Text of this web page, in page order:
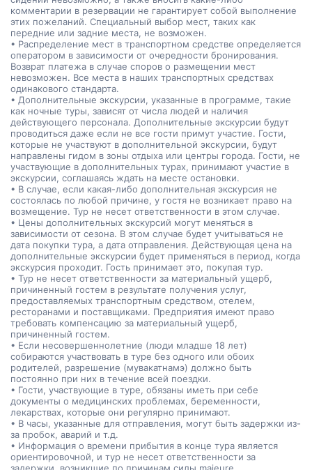
комментарии в резервации не гарантирует собой выполнение
этих пожеланий. Специальный выбор мест, таких как
передние или задние места, не возможен.
• Распределение мест в транспортном средстве определяется
оператором в зависимости от очередности бронирования.
Возврат платежа в случае споров о размещении мест
невозможен. Все места в наших транспортных средствах
одинакового стандарта.
• Дополнительные экскурсии, указанные в программе, такие
как ночные туры, зависят от числа людей и наличия
действующего персонала. Дополнительные экскурсии будут
проводиться даже если не все гости примут участие. Гости,
которые не участвуют в дополнительной экскурсии, будут
направлены гидом в зоны отдыха или центры города. Гости, не
участвующие в дополнительных турах, принимают участие в
экскурсии, соглашаясь ждать на месте остановки.
• В случае, если какая-либо дополнительная экскурсия не
состоялась по любой причине, у гостя не возникает право на
возмещение. Тур не несет ответственности в этом случае.
• Цены дополнительных экскурсий могут меняться в
зависимости от сезона. В этом случае будет учитываться не
дата покупки тура, а дата отправления. Действующая цена на
дополнительные экскурсии будет применяться в период, когда
экскурсия проходит. Гость принимает это, покупая тур.
• Тур не несет ответственности за материальный ущерб,
причиненный гостем в результате получения услуг,
предоставляемых транспортным средством, отелем,
ресторанами и поставщиками. Предприятия имеют право
требовать компенсацию за материальный ущерб,
причиненный гостем.
• Если несовершеннолетние (люди младше 18 лет)
собираются участвовать в туре без одного или обоих
родителей, разрешение (мувакатнамэ) должно быть
постоянно при них в течение всей поездки.
• Гости, участвующие в туре, обязаны иметь при себе
документы о медицинских проблемах, беременности,
лекарствах, которые они регулярно принимают.
• В часы, указанные для отправления, могут быть задержки из-
за пробок, аварий и т.д.
• Информация о времени прибытия в конце тура является
ориентировочной, и тур не несет ответственности за